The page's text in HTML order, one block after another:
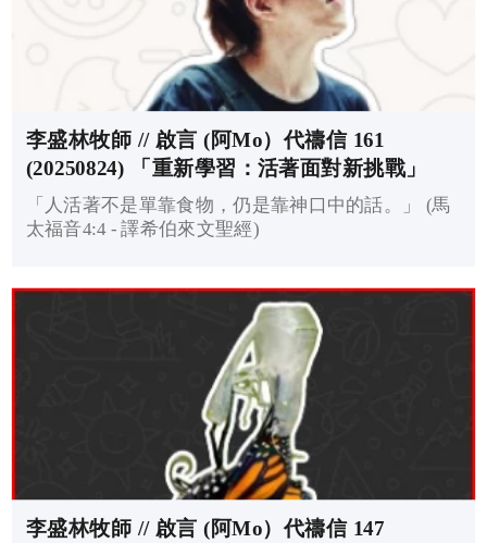
李盛林牧師 // 啟言 (阿Mo）代禱信 161
(20250824) 「重新學習：活著面對新挑戰」
「人活著不是單靠食物，仍是靠神口中的話。」 (馬
太福音4:4 - 譯希伯來文聖經)
李盛林牧師 // 啟言 (阿Mo）代禱信 147